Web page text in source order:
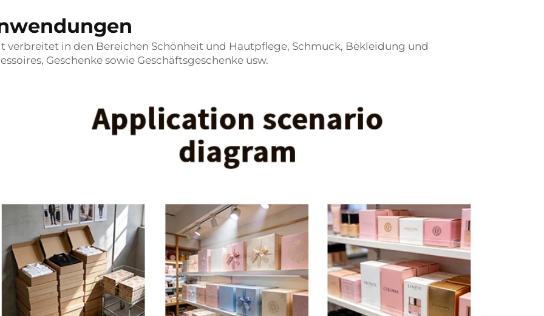
verbreitet in den Bereichen Schönheit und Hautpflege, Schmuck, Bekleidung und
Geschenke sowie Geschäftsgeschenke usw.